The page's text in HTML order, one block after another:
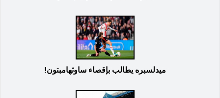
ميدلسبره يطالب بإقصاء ساوثهامبتون!